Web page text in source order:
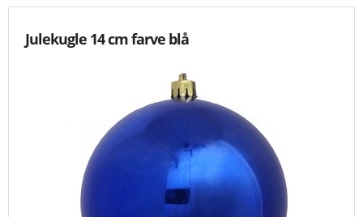
Julekugle 14 cm farve blå